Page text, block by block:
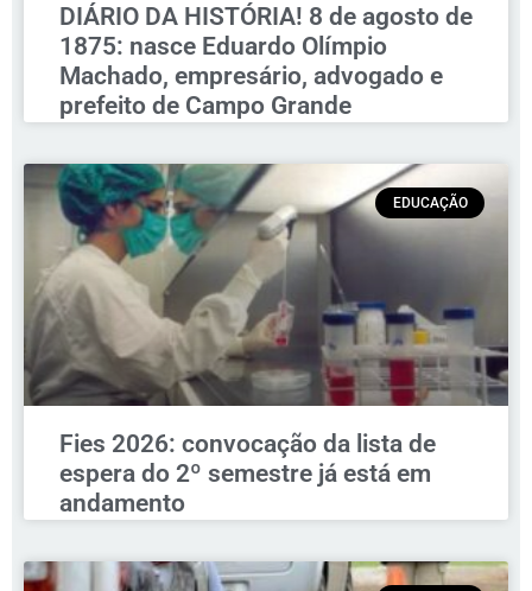
DIÁRIO DA HISTÓRIA! 8 de agosto de
1875: nasce Eduardo Olímpio
Machado, empresário, advogado e
prefeito de Campo Grande
EDUCAÇÃO
Fies 2026: convocação da lista de
espera do 2º semestre já está em
andamento